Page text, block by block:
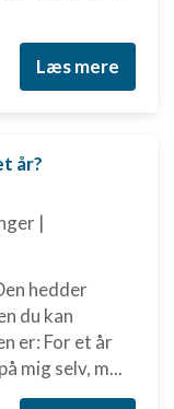
Læs mere
år?
|
hedder
du kan
er: For et år
mig selv, m...